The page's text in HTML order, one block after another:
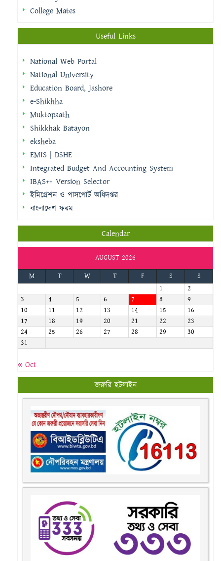
College Mates
Useful Links
National Web Portal
National University
Education Board, Jashore
e-Shikhha
Muktopaath
Shikkhak Batayon
eksheba
EMIS | DSHE
Integrated Budget And Accounting System
IBAS++ Version Selector
ইমিগ্রেশন ও পাসপোর্ট অধিদপ্তর
বাংলাদেশ ফরম
Calendar
AUGUST 2026
M
T W T F S
S
1
2
3
4 5 6 7 8
9
10
11 12 13 14 15
16
17
18 19 20 21 22
23
24
25 26 27 28 29
30
31
« Oct
জরুরি হটলাইন